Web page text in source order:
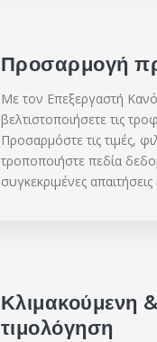
Προσαρμογή
Με τον Επεξεργαστή
βελτιστοποιήσετε τις
Προσαρμόστε τις τιμές,
τροποποιήστε πεδία
συγκεκριμένες
Κλιμακούμενη
τιμολόγηση